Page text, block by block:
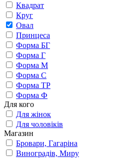
Квадрат
Круг
Овал
Принцеса
Форма БГ
Форма Г
Форма М
Форма С
Форма ТР
Форма Ф
Для кого
Для жінок
Для чоловіків
Магазин
Бровари, Гагаріна
Виноградів, Миру